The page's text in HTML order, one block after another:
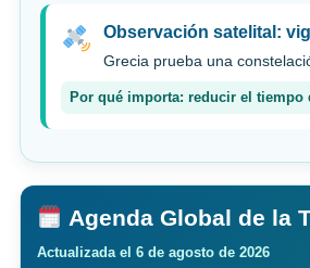
Observación satelital:
Grecia prueba una
Por qué importa: reducir el
Agenda Global de la
Actualizada el 6 de agosto de 2026